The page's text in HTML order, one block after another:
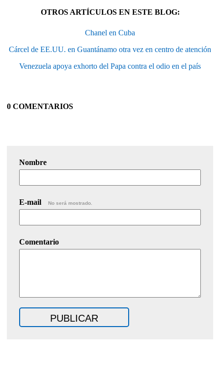
OTROS ARTÍCULOS EN ESTE BLOG:
Chanel en Cuba
Cárcel de EE.UU. en Guantánamo otra vez en centro de atención
Venezuela apoya exhorto del Papa contra el odio en el país
0 COMENTARIOS
Nombre
E-mail No será mostrado.
Comentario